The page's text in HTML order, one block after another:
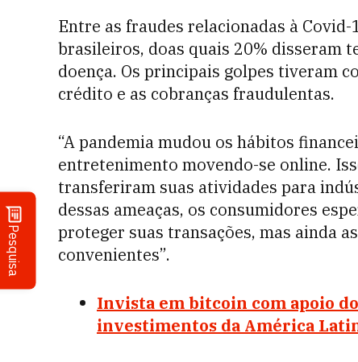
Pesquisa
Entre as fraudes relacionadas à
brasileiros, doas quais 20% disseram
doença. Os principais golpes tiveram
crédito e as cobranças fraudulentas.
“A pandemia mudou os hábitos
entretenimento movendo-se online.
transferiram suas atividades para
dessas ameaças, os consumidores
proteger suas transações, mas ainda
convenientes”.
Invista em bitcoin com apoio
investimentos da América